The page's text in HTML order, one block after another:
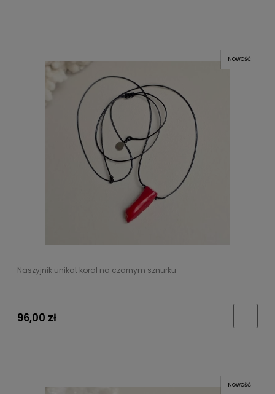
Naszyjnik unikat koral na czarnym sznurku
96,00 zł
NOWOŚĆ
NOWOŚĆ